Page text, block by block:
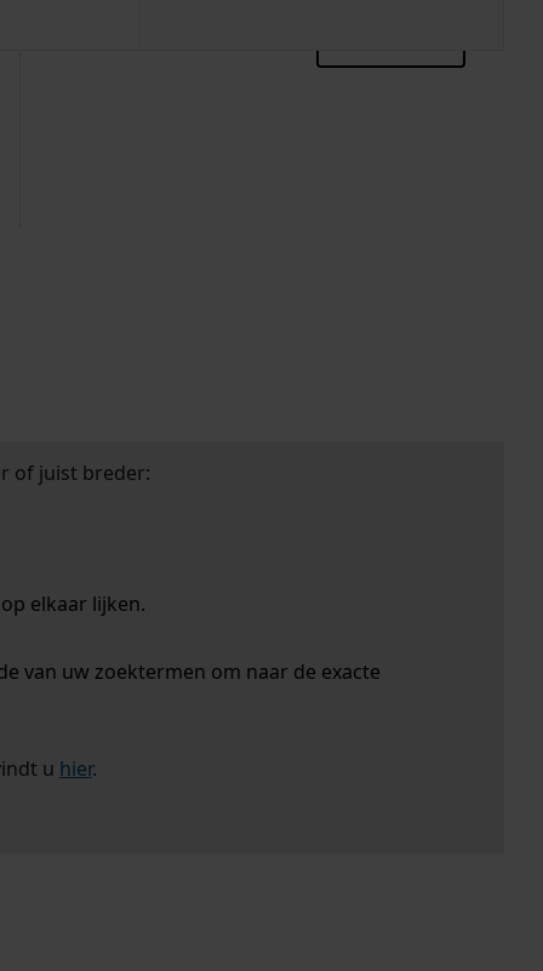
of juist breder:
elkaar lijken.
van uw zoektermen om naar de exacte
u hier.